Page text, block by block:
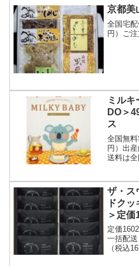
京都美
全国宅
円）ご
ミル
DO＞
ス
全国無
円）出
送料は
ザ・
ドク
＞定価
定価
一括配
（税込